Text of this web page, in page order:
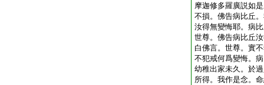
摩迦修多羅廣説如
不損。佛告病比丘
汝得無變悔耶。病
世尊。佛告病比丘
白佛言。世尊。實
不犯戒何爲變悔。
幼稚出家未久。於
所得。我作是念。